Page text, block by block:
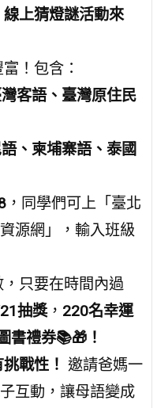
上猜燈謎活動來
！包含：
客語、臺灣原住民
、柬埔寨語、泰國
，同學們可上「臺北
源網」，輸入班級
只要在時間內過
抽獎， 220名幸運
書禮券📚🎁！
戰性！ 邀請爸媽一
互動，讓母語變成